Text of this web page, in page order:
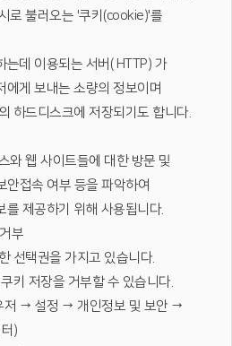
로 불러오는 '쿠키(cookie)'를
는데 이용되는 서버( HTTP) 가
에게 보내는 소량의 정보이며
하드디스크에 저장되기도 합니다.
와 웹 사이트들에 대한 방문 및
안접속 여부 등을 파악하여
를 제공하기 위해 사용됩니다.
부
선택권을 가지고 있습니다.
키 저장을 거부할 수 있습니다.
저 → 설정 → 개인정보 및 보안 →
)